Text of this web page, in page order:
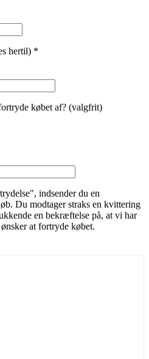
hertil) *
købet af? (valgfrit)
indsender du en
Du modtager straks en kvittering
en bekræftelse på, at vi har
at fortryde købet.